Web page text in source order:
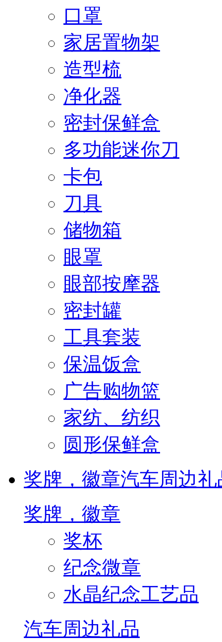
口罩
家居置物架
造型梳
净化器
密封保鲜盒
多功能迷你刀
卡包
刀具
储物箱
眼罩
眼部按摩器
密封罐
工具套装
保温饭盒
广告购物篮
家纺、纺织
圆形保鲜盒
奖牌，徽章汽车周边礼
奖牌，徽章
奖杯
纪念微章
水晶纪念工艺品
汽车周边礼品